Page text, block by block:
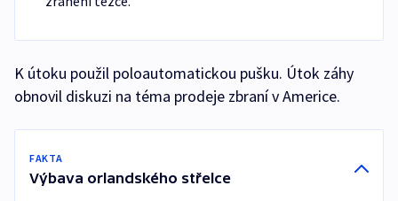
K útoku použil poloautomatickou pušku. Útok záhy
obnovil diskuzi na téma prodeje zbraní v Americe.
FAKTA
Výbava orlandského střelce